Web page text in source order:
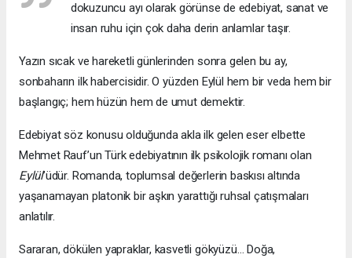
dokuzuncu ayı olarak görünse de edebiyat, sanat ve
insan ruhu için çok daha derin anlamlar taşır.
Yazın sıcak ve hareketli günlerinden sonra gelen bu ay,
sonbaharın ilk habercisidir. O yüzden Eylül hem bir veda hem bir
başlangıç; hem hüzün hem de umut demektir.
Edebiyat söz konusu olduğunda akla ilk gelen eser elbette
Mehmet Rauf’un Türk edebiyatının ilk psikolojik romanı olan
Eylül’üdür. Romanda, toplumsal değerlerin baskısı altında
yaşanamayan platonik bir aşkın yarattığı ruhsal çatışmaları
anlatılır.
Sararan, dökülen yapraklar, kasvetli gökyüzü… Doğa,